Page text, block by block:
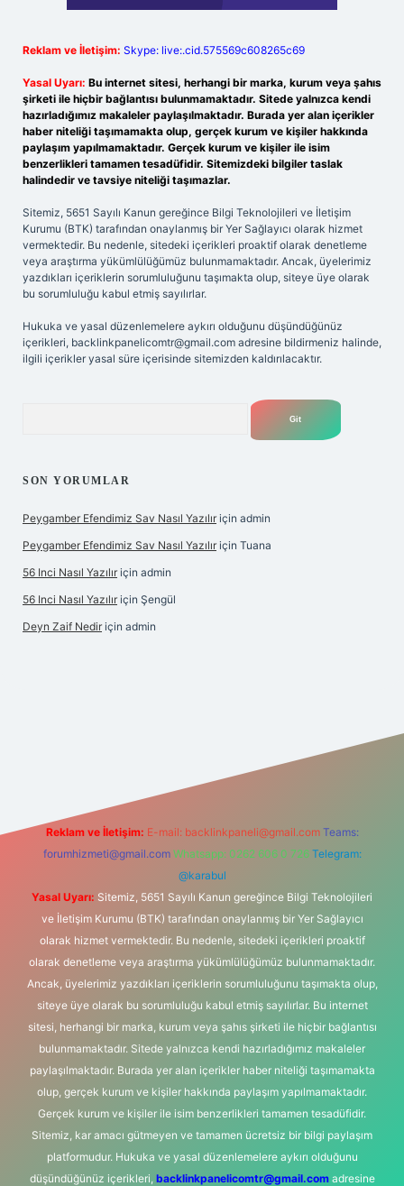
Reklam ve İletişim: Skype: live:.cid.575569c608265c69
Yasal Uyarı: Bu internet sitesi, herhangi bir marka, kurum veya şahıs
şirketi ile hiçbir bağlantısı bulunmamaktadır. Sitede yalnızca kendi
hazırladığımız makaleler paylaşılmaktadır. Burada yer alan içerikler
haber niteliği taşımamakta olup, gerçek kurum ve kişiler hakkında
paylaşım yapılmamaktadır. Gerçek kurum ve kişiler ile isim
benzerlikleri tamamen tesadüfidir. Sitemizdeki bilgiler taslak
halindedir ve tavsiye niteliği taşımazlar.
Sitemiz, 5651 Sayılı Kanun gereğince Bilgi Teknolojileri ve İletişim
Kurumu (BTK) tarafından onaylanmış bir Yer Sağlayıcı olarak hizmet
vermektedir. Bu nedenle, sitedeki içerikleri proaktif olarak denetleme
veya araştırma yükümlülüğümüz bulunmamaktadır. Ancak, üyelerimiz
yazdıkları içeriklerin sorumluluğunu taşımakta olup, siteye üye olarak
bu sorumluluğu kabul etmiş sayılırlar.
Hukuka ve yasal düzenlemelere aykırı olduğunu düşündüğünüz
içerikleri, backlinkpanelicomtr@gmail.com adresine bildirmeniz halinde,
ilgili içerikler yasal süre içerisinde sitemizden kaldırılacaktır.
SON YORUMLAR
Peygamber Efendimiz Sav Nasıl Yazılır için admin
Peygamber Efendimiz Sav Nasıl Yazılır için Tuana
56 Inci Nasıl Yazılır için admin
56 Inci Nasıl Yazılır için Şengül
Deyn Zaif Nedir için admin
Reklam ve İletişim: E-mail: backlinkpaneli@gmail.com Teams:
forumhizmeti@gmail.com Whatsapp: 0262 606 0 726 Telegram:
@karabul
Yasal Uyarı: Sitemiz, 5651 Sayılı Kanun gereğince Bilgi Teknolojileri
ve İletişim Kurumu (BTK) tarafından onaylanmış bir Yer Sağlayıcı
olarak hizmet vermektedir. Bu nedenle, sitedeki içerikleri proaktif
olarak denetleme veya araştırma yükümlülüğümüz bulunmamaktadır.
Ancak, üyelerimiz yazdıkları içeriklerin sorumluluğunu taşımakta olup,
siteye üye olarak bu sorumluluğu kabul etmiş sayılırlar. Bu internet
sitesi, herhangi bir marka, kurum veya şahıs şirketi ile hiçbir bağlantısı
bulunmamaktadır. Sitede yalnızca kendi hazırladığımız makaleler
paylaşılmaktadır. Burada yer alan içerikler haber niteliği taşımamakta
olup, gerçek kurum ve kişiler hakkında paylaşım yapılmamaktadır.
Gerçek kurum ve kişiler ile isim benzerlikleri tamamen tesadüfidir.
Sitemiz, kar amacı gütmeyen ve tamamen ücretsiz bir bilgi paylaşım
platformudur. Hukuka ve yasal düzenlemelere aykırı olduğunu
düşündüğünüz içerikleri, backlinkpanelicomtr@gmail.comadresine